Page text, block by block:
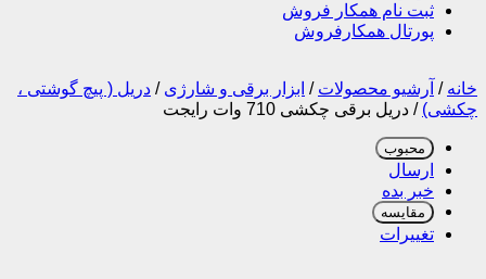
ثبت نام همکار فروش
پورتال همکارفروش
خانه / آرشیو محصولات / ابزار برقی و شارژی / دریل ( پیچ گوشتی ،
چکشی) / دریل برقی چکشی 710 وات رایجت
محبوب
ارسال
خبر بده
مقایسه
تغییرات